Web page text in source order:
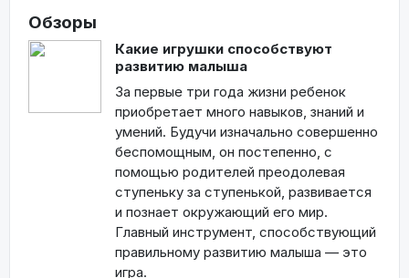
Обзоры
Какие игрушки способствуют
развитию малыша
За первые три года жизни ребенок
приобретает много навыков, знаний и
умений. Будучи изначально совершенно
беспомощным, он постепенно, с
помощью родителей преодолевая
ступеньку за ступенькой, развивается
и познает окружающий его мир.
Главный инструмент, способствующий
правильному развитию малыша — это
игра.